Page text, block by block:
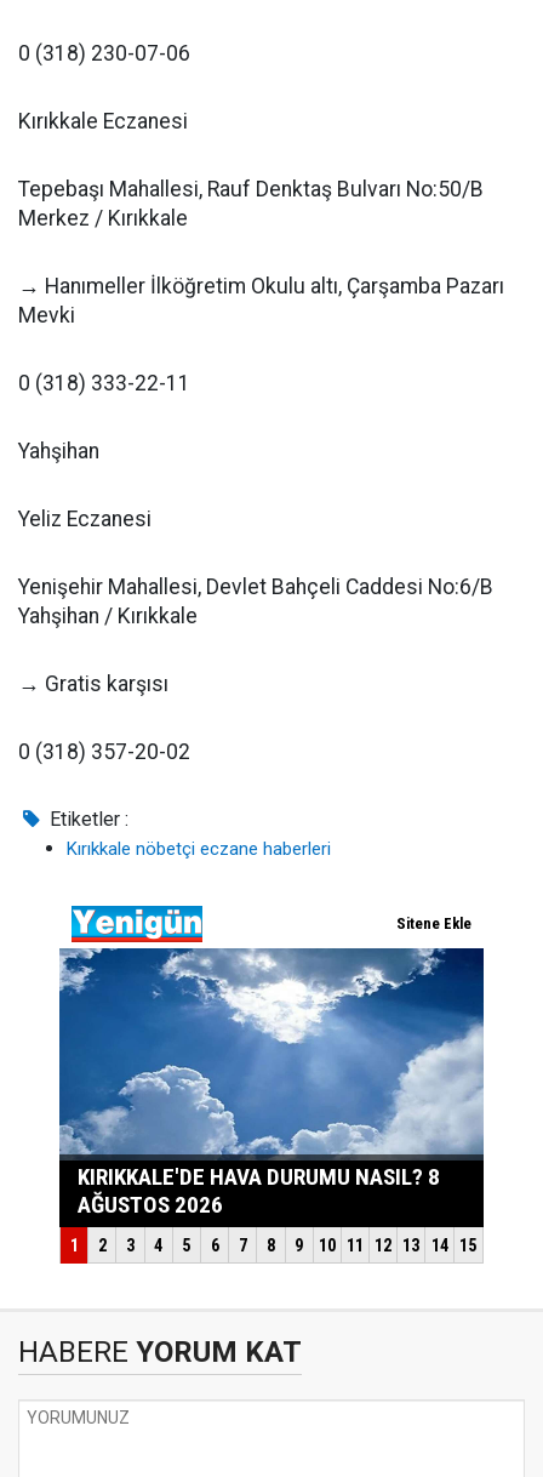
0 (318) 230-07-06
Kırıkkale Eczanesi
Tepebaşı Mahallesi, Rauf Denktaş Bulvarı No:50/B
Merkez / Kırıkkale
→ Hanımeller İlköğretim Okulu altı, Çarşamba Pazarı
Mevki
0 (318) 333-22-11
Yahşihan
Yeliz Eczanesi
Yenişehir Mahallesi, Devlet Bahçeli Caddesi No:6/B
Yahşihan / Kırıkkale
→ Gratis karşısı
0 (318) 357-20-02
Etiketler :
Kırıkkale nöbetçi eczane haberleri
HABERE YORUM KAT